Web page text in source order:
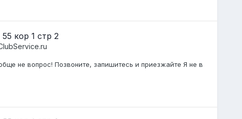
кор 1 стр 2
не вопрос! Позвоните, запишитесь и приезжайте Я не в